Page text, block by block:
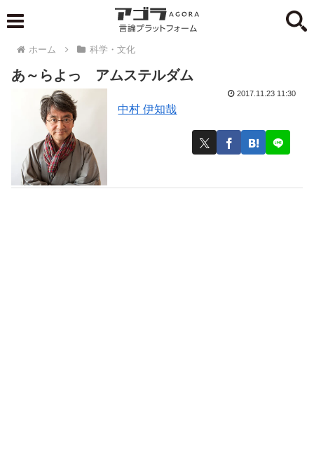
ホーム 科学・文化
あ～らよっ アムステルダム
中村 伊知哉
2017.11.23 11:30